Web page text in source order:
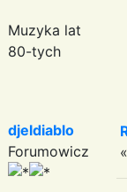
Muzyka lat
80-tych
djeldiablo
Forumowicz
«